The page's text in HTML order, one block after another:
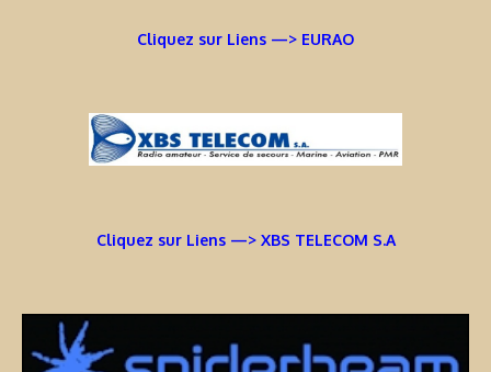
Cliquez sur Liens —> EURAO
Cliquez sur Liens —> XBS TELECOM S.A